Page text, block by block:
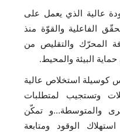
عالية الذي يعمل على
الفاعلية والقوّة منذ
المحرّك والتقليص من
البيئة والمحيط.
كوسيلة استخلاص عالية
وتستجيب لمتطلبات
والمتوسطة…و تمكّن
الوقود ومتابعة